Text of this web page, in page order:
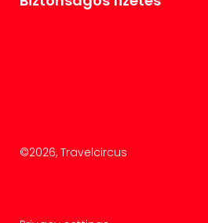
©2026, Travelcircus